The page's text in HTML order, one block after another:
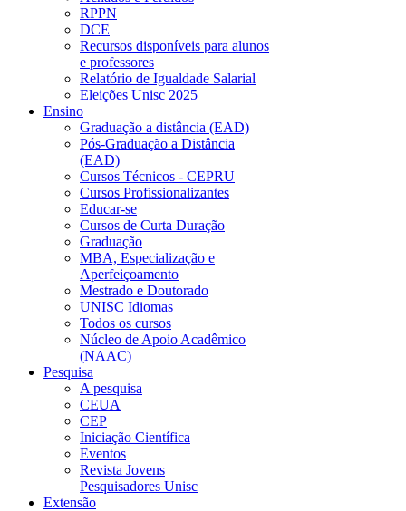
RPPN
DCE
Recursos disponíveis para alunos
e professores
Relatório de Igualdade Salarial
Eleições Unisc 2025
Ensino
Graduação a distância (EAD)
Pós-Graduação a Distância
(EAD)
Cursos Técnicos - CEPRU
Cursos Profissionalizantes
Educar-se
Cursos de Curta Duração
Graduação
MBA, Especialização e
Aperfeiçoamento
Mestrado e Doutorado
UNISC Idiomas
Todos os cursos
Núcleo de Apoio Acadêmico
(NAAC)
Pesquisa
A pesquisa
CEUA
CEP
Iniciação Científica
Eventos
Revista Jovens
Pesquisadores Unisc
Extensão